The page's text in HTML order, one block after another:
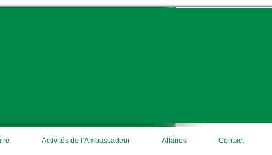
Activités de l’Ambassadeur Affaires Contact